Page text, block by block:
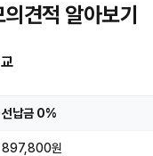
견적 알아보기
선납금 0%
897,800원